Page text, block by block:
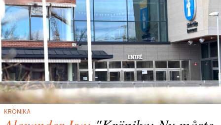
KRÖNIKA